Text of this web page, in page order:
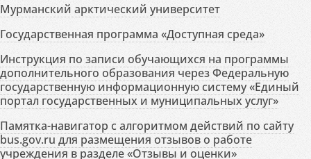
Мурманский арктический университет
Государственная программа «Доступная среда»
Инструкция по записи обучающихся на программы
дополнительного образования через Федеральную
государственную информационную систему «Единый
портал государственных и муниципальных услуг»
Памятка-навигатор с алгоритмом действий по сайту
bus.gov.ru для размещения отзывов о работе
учреждения в разделе «Отзывы и оценки»